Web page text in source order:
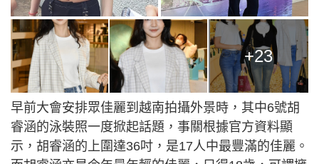
+23
早前大會安排眾佳麗到越南拍攝外景時，其中6號胡
睿涵的泳裝照一度掀起話題，事關根據官方資料顯
示，胡睿涵的上圍達36吋，是17人中最豐滿的佳麗。